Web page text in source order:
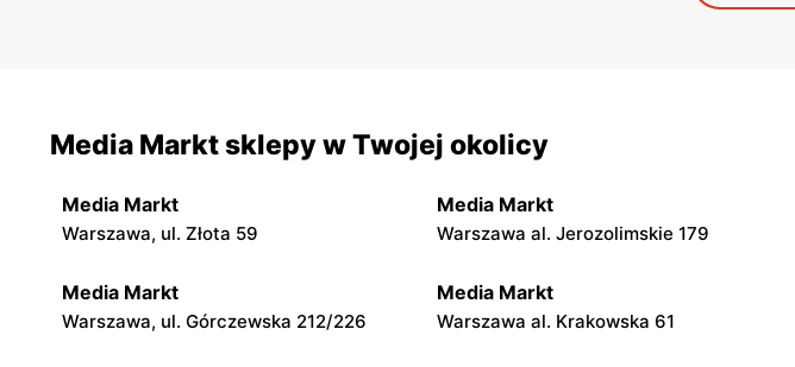
Media Markt sklepy w Twojej okolicy
Media Markt
Warszawa, ul. Złota 59
Media Markt
Warszawa al. Jerozolimskie 179
Media Markt
Warszawa, ul. Górczewska 212/226
Media Markt
Warszawa al. Krakowska 61